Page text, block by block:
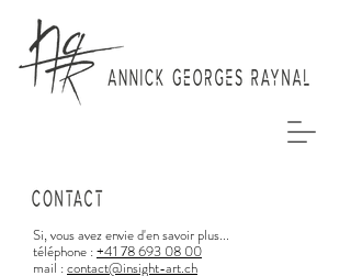
Si, vous avez envie d'en savoir plus...
téléphone :+41 78 693 08 00
mail :contact@insight-art.ch